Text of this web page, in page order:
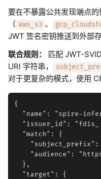
要在不暴露公共发现端点
（ aws_s3 、
JWT 签名密钥推送到外部
联合规则：
匹配 JWT-
URI 字符串，
对于更复杂的模式，使用
{
"name": "spire-
"issuer_id":
  "match": {
"audience":
  },
  "target": {